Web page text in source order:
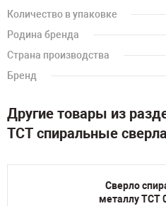
Количество в упаковке
Родина бренда
Страна производства
Бренд
Другие товары из
TCT спиральные
Сверло
металлу TCT